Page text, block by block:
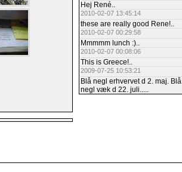
Hej René..
2010-02-07 13:45:14
these are really good Rene!..
2010-02-07 00:29:58
Mmmmm lunch :)..
2010-02-07 00:08:06
This is Greece!..
2009-07-25 10:53:21
Blå negl erhvervet d 2. maj. Blå
negl væk d 22. juli.....